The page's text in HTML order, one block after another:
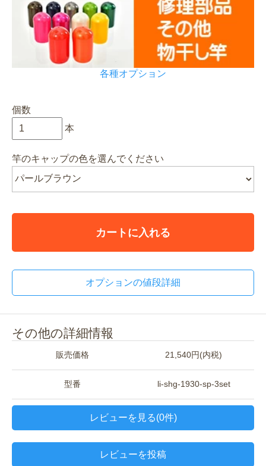
各種オプション
個数
本
竿のキャップの色を選んでください
カートに入れる
オプションの値段詳細
その他の詳細情報
販売価格 21,540円(内税)
型番 li-shg-1930-sp-3set
レビューを見る(0件)
レビューを投稿